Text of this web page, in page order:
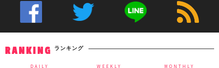
RANKING ランキング
DAILY WEEKLY MONTHLY